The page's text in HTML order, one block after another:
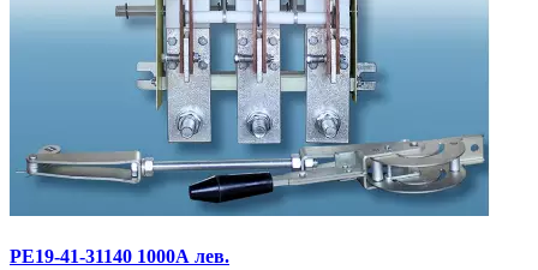
РЕ19-41-31140 1000А лев.